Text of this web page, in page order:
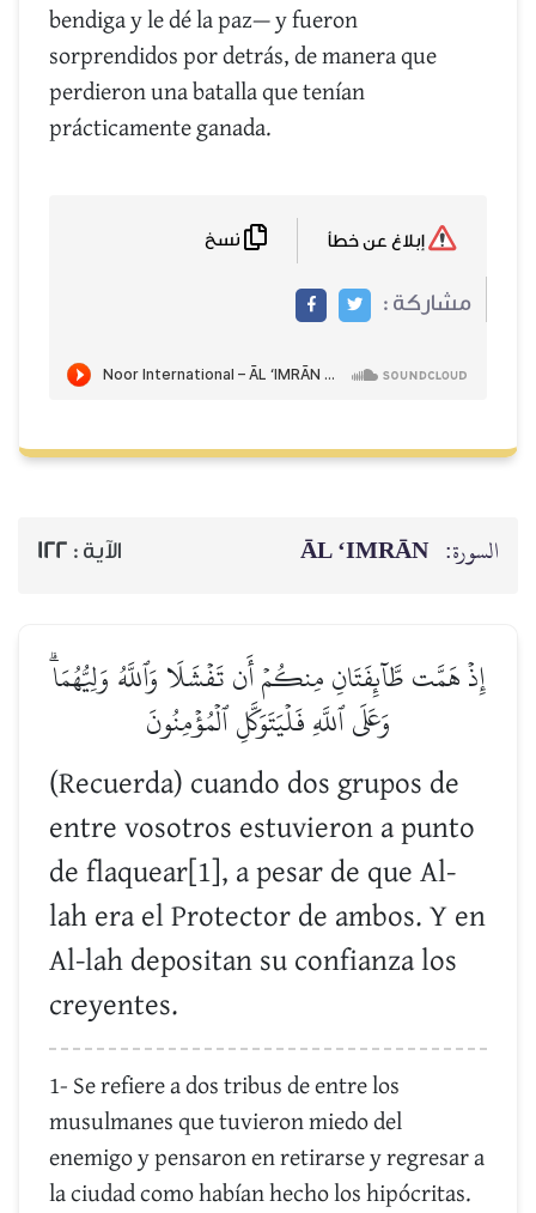
bendiga y le dé la paz— y fueron
sorprendidos por detrás, de manera que
perdieron una batalla que tenían
prácticamente ganada.
مشاركة :
السورة: ĀL ‘IMRĀN الآية : 122
إِذۡ هَمَّت طَّآئِفَتَانِ مِنكُمۡ أَن تَفۡشَلَا وَٱللَّهُ وَلِيُّهُمَاۗ
وَعَلَى ٱللَّهِ فَلۡيَتَوَكَّلِ ٱلۡمُؤۡمِنُونَ
(Recuerda) cuando dos grupos de
entre vosotros estuvieron a punto
de flaquear[1], a pesar de que Al-
lah era el Protector de ambos. Y en
Al-lah depositan su confianza los
creyentes.
1- Se refiere a dos tribus de entre los
musulmanes que tuvieron miedo del
enemigo y pensaron en retirarse y regresar a
la ciudad como habían hecho los hipócritas.